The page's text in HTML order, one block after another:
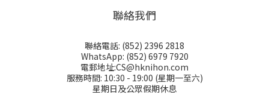
聯絡我們
聯絡電話: (852) 2396 2818
WhatsApp: (852) 6979 7920
電郵地址:CS@hknihon.com
服務時間: 10:30 - 19:00 (星期一至六)
星期日及公眾假期休息